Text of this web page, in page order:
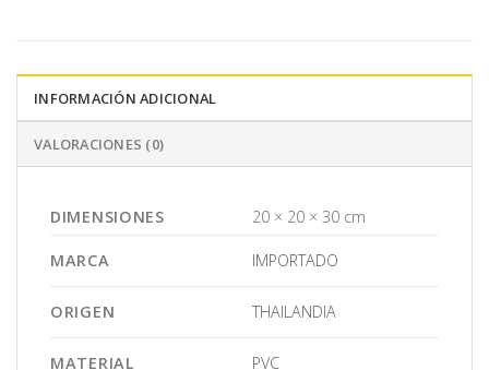
INFORMACIÓN ADICIONAL
VALORACIONES (0)
DIMENSIONES 20 × 20 × 30 cm
MARCA IMPORTADO
ORIGEN THAILANDIA
MATERIAL PVC